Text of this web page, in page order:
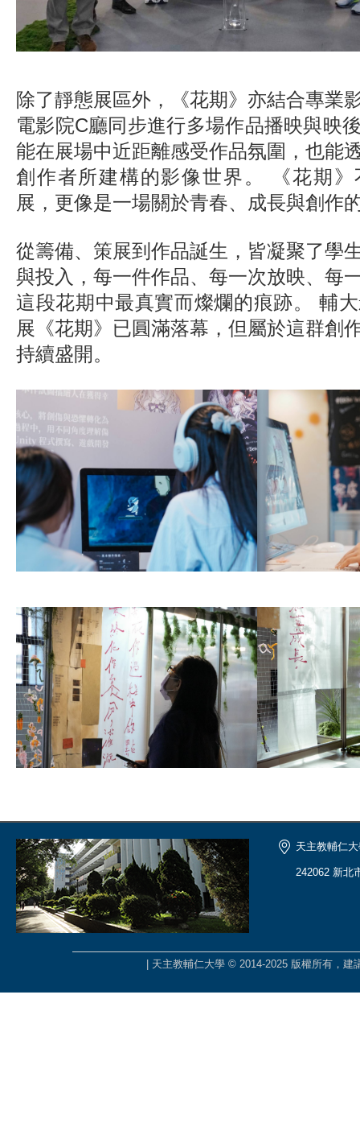
除了靜態展區外，《花期》亦結合專業
電影院C廳同步進行多場作品播映與映
能在展場中近距離感受作品氛圍，也能
創作者所建構的影像世界。 《花期
展，更像是一場關於青春、成長與創作
從籌備、策展到作品誕生，皆凝聚了學
與投入，每一件作品、每一次放映、每
這段花期中最真實而燦爛的痕跡。 輔
展《花期》已圓滿落幕，但屬於這群創
持續盛開。
天主教輔仁
242062 新北
| 天主教輔仁大學 © 2014-2025 版權所有，